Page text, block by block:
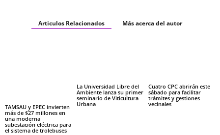
Articulos Relacionados Más acerca del autor
TAMSAU y EPEC invierten
más de $27 millones en
una moderna
subestación eléctrica para
el sistema de trolebuses
La Universidad Libre del
Ambiente lanza su primer
seminario de Viticultura
Urbana
Cuatro CPC abrirán este
sábado para facilitar
trámites y gestiones
vecinales